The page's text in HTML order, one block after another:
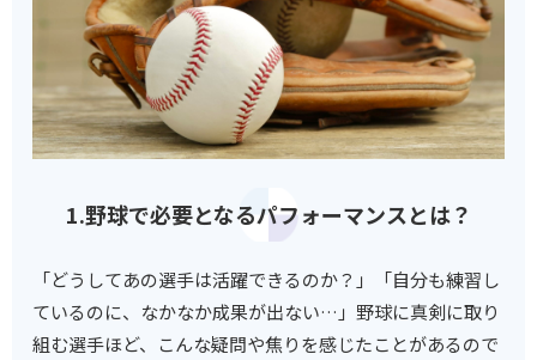
1.野球で必要となるパフォーマンスとは？
「どうしてあの選手は活躍できるのか？」「自分も練習し
ているのに、なかなか成果が出ない…」野球に真剣に取り
組む選手ほど、こんな疑問や焦りを感じたことがあるので